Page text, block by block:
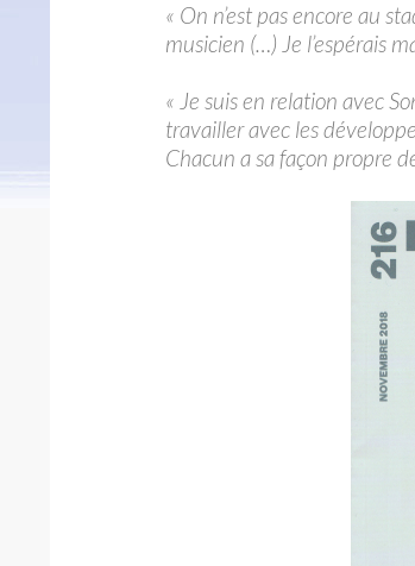
« On n’est pas encore au
musicien (…) Je l’espérais
« Je suis en relation avec
travailler avec les
Chacun a sa façon propre